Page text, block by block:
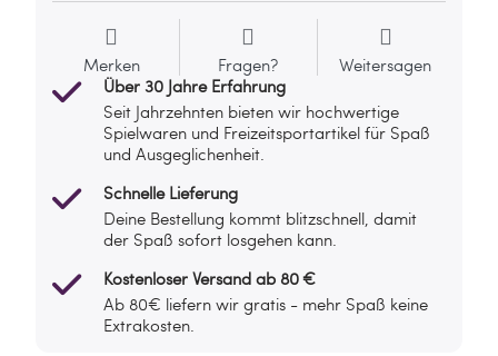
Merken Fragen?
Weitersagen
Über 30 Jahre Erfahrung
Seit Jahrzehnten bieten wir hochwertige
Spielwaren und Freizeitsportartikel für Spaß
und Ausgeglichenheit.
Schnelle Lieferung
Deine Bestellung kommt blitzschnell, damit
der Spaß sofort losgehen kann.
Kostenloser Versand ab 80 €
Ab 80€ liefern wir gratis - mehr Spaß keine
Extrakosten.